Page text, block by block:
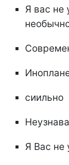
Я вас не
сиильно
Я Вас не